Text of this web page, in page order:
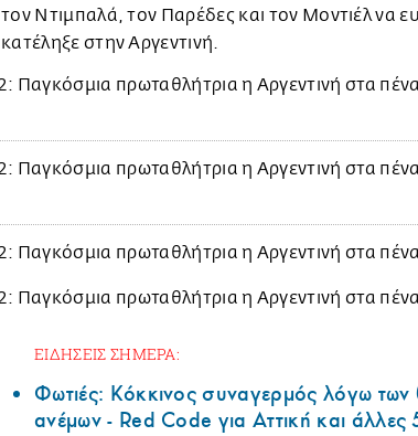
τον Ντιμπαλά, τον Παρέδες και τον Μοντιέλ να
κατέληξε στην Αργεντινή.
ΕΙΔΗΣΕΙΣ ΣΗΜΕΡΑ:
Φωτιές: Κόκκινος συναγερμός λόγω
ανέμων - Red Code για Αττική και άλλες